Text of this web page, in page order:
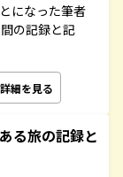
になった筆者
の記録と記
詳細を見る
る旅の記録と